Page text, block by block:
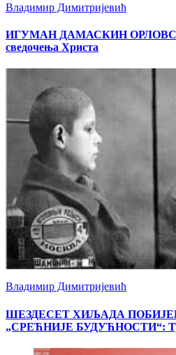
Владимир Димитријевић
ИГУМАН ДАМАСКИН
сведочења Христа
Владимир Димитријевић
ШЕЗДЕСЕТ ХИЉАДА
„СРЕЋНИЈЕ БУДУЋНОСТИ“: